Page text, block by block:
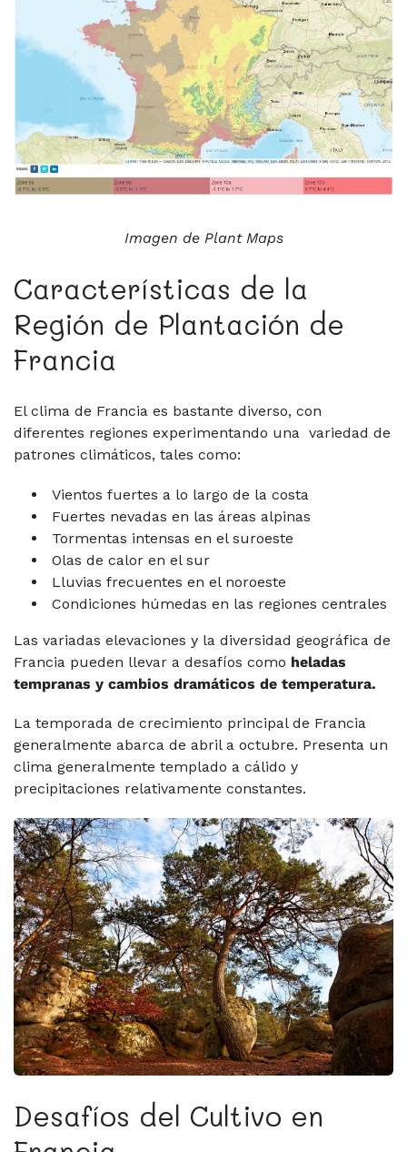
Imagen de Plant Maps
Características de la
Región de Plantación de
Francia
El clima de Francia es bastante diverso, con
diferentes regiones experimentando una variedad de
patrones climáticos, tales como:
Vientos fuertes a lo largo de la costa
Fuertes nevadas en las áreas alpinas
Tormentas intensas en el suroeste
Olas de calor en el sur
Lluvias frecuentes en el noroeste
Condiciones húmedas en las regiones centrales
Las variadas elevaciones y la diversidad geográfica de
Francia pueden llevar a desafíos como heladas
tempranas y cambios dramáticos de temperatura.
La temporada de crecimiento principal de Francia
generalmente abarca de abril a octubre. Presenta un
clima generalmente templado a cálido y
precipitaciones relativamente constantes.
Desafíos del Cultivo en